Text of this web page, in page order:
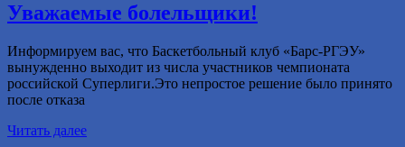
Уважаемые болельщики!
Информируем вас, что Баскетбольный клуб «Барс-РГЭУ»
вынужденно выходит из числа участников чемпионата
российской Суперлиги.Это непростое решение было принято
после отказа
Читать далее